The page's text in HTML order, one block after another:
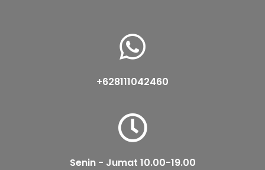
+628111042460
Senin - Jumat 10.00-19.00